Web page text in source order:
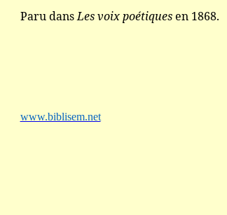
Paru dansLes voix poétiquesen 1868.
www.biblisem.net